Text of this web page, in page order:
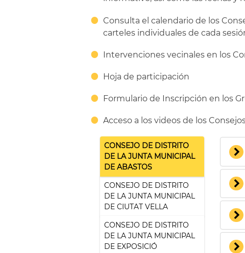
Consulta el calendario de los
carteles individuales de cada
Intervenciones vecinales en los
Hoja de participación
Formulario de Inscripción en los
Acceso a los videos de los
CONSEJO DE DISTRITO
DE LA JUNTA MUNICIPAL
DE ABASTOS
CONSEJO DE DISTRITO
DE LA JUNTA MUNICIPAL
DE CIUTAT VELLA
CONSEJO DE DISTRITO
DE LA JUNTA MUNICIPAL
DE EXPOSICIÓ